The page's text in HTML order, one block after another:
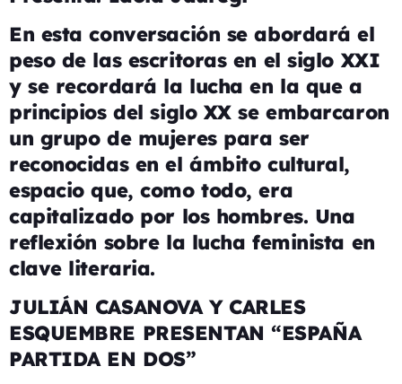
En esta conversación se abordará el
peso de las escritoras en el siglo XXI
y se recordará la lucha en la que a
principios del siglo XX se embarcaron
un grupo de mujeres para ser
reconocidas en el ámbito cultural,
espacio que, como todo, era
capitalizado por los hombres. Una
reflexión sobre la lucha feminista en
clave literaria.
JULIÁN CASANOVA Y CARLES
ESQUEMBRE PRESENTAN “ESPAÑA
PARTIDA EN DOS”